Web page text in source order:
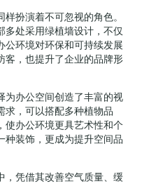
扮演着不可忽视的角色。
多处采用绿植墙设计，不仅
公环境对环保和可持续发展
客，也提升了企业的品牌形
为办公空间创造了丰富的视
求，可以搭配多种植物品
使办公环境更具艺术性和个
种装饰，更成为提升空间品
，凭借其改善空气质量、缓